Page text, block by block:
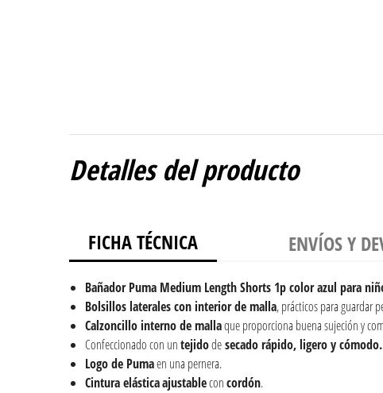
Detalles del producto
FICHA TÉCNICA ENVÍOS Y
BañadorPuma Medium Length Shorts 1p color azul para
Bolsillos laterales con interior de malla, prácticos para guardar
Calzoncillo interno de mallaque proporciona buena sujeción y
Confeccionado con untejidodesecado rápido, ligero y cómodo.
Logo de Pumaen una pernera.
Cintura elásticaajustableconcordón.